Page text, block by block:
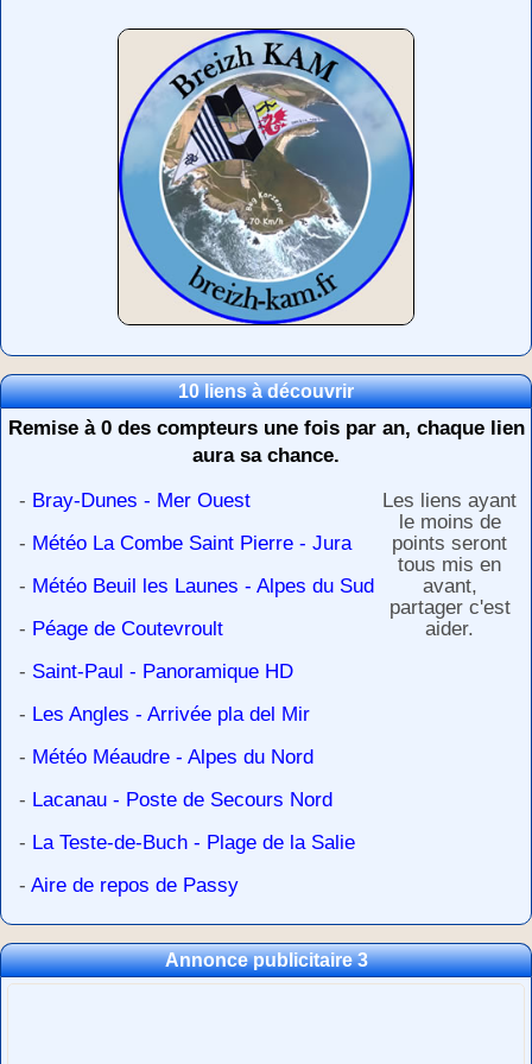
10 liens à découvrir
Remise à 0 des compteurs une fois par an, chaque lien
aura sa chance.
- Bray-Dunes - Mer Ouest
- Météo La Combe Saint Pierre - Jura
- Météo Beuil les Launes - Alpes du Sud
- Péage de Coutevroult
- Saint-Paul - Panoramique HD
- Les Angles - Arrivée pla del Mir
- Météo Méaudre - Alpes du Nord
- Lacanau - Poste de Secours Nord
- La Teste-de-Buch - Plage de la Salie
- Aire de repos de Passy
Les liens ayant
le moins de
points seront
tous mis en
avant,
partager c'est
aider.
Annonce publicitaire 3